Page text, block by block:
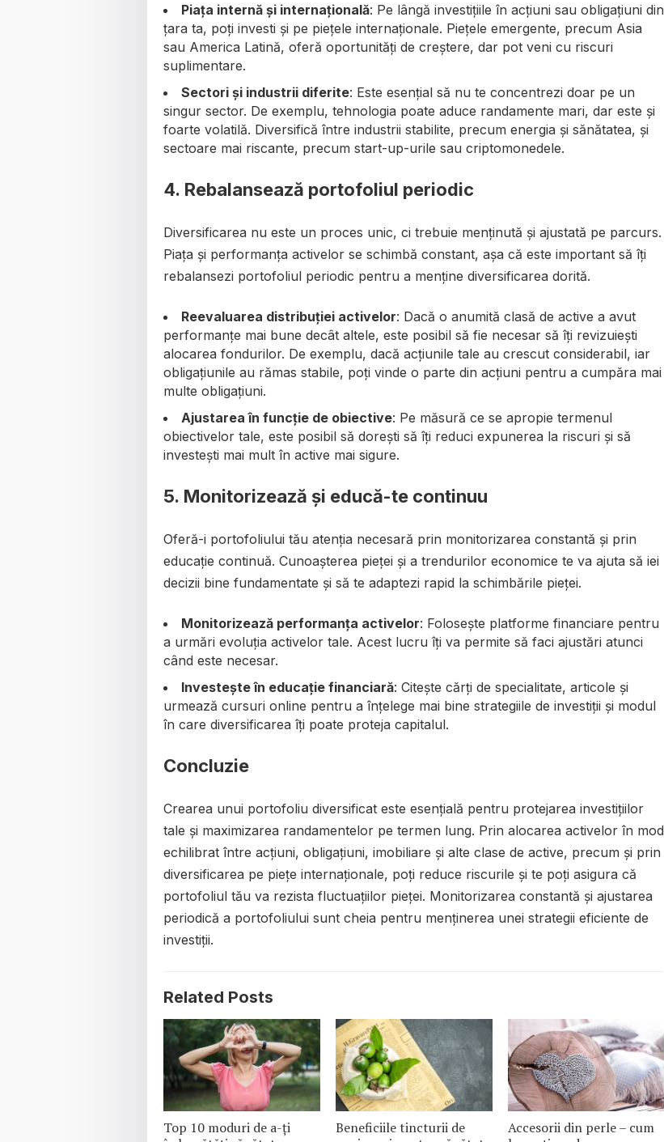
Piața internă și internațională: Pe lângă investițiile în acțiuni sau obligațiuni din
țara ta, poți investi și pe piețele internaționale. Piețele emergente, precum Asia
sau America Latină, oferă oportunități de creștere, dar pot veni cu riscuri
suplimentare.
Sectori și industrii diferite: Este esențial să nu te concentrezi doar pe un
singur sector. De exemplu, tehnologia poate aduce randamente mari, dar este și
foarte volatilă. Diversifică între industrii stabilite, precum energia și sănătatea, și
sectoare mai riscante, precum start-up-urile sau criptomonedele.
4. Rebalansează portofoliul periodic
Diversificarea nu este un proces unic, ci trebuie menținută și ajustată pe parcurs.
Piața și performanța activelor se schimbă constant, așa că este important să îți
rebalansezi portofoliul periodic pentru a menține diversificarea dorită.
Reevaluarea distribuției activelor: Dacă o anumită clasă de active a avut
performanțe mai bune decât altele, este posibil să fie necesar să îți revizuiești
alocarea fondurilor. De exemplu, dacă acțiunile tale au crescut considerabil, iar
obligațiunile au rămas stabile, poți vinde o parte din acțiuni pentru a cumpăra mai
multe obligațiuni.
Ajustarea în funcție de obiective: Pe măsură ce se apropie termenul
obiectivelor tale, este posibil să dorești să îți reduci expunerea la riscuri și să
investești mai mult în active mai sigure.
5. Monitorizează și educă-te continuu
Oferă-i portofoliului tău atenția necesară prin monitorizarea constantă și prin
educație continuă. Cunoașterea pieței și a trendurilor economice te va ajuta să iei
decizii bine fundamentate și să te adaptezi rapid la schimbările pieței.
Monitorizează performanța activelor: Folosește platforme financiare pentru
a urmări evoluția activelor tale. Acest lucru îți va permite să faci ajustări atunci
când este necesar.
Investește în educație financiară: Citește cărți de specialitate, articole și
urmează cursuri online pentru a înțelege mai bine strategiile de investiții și modul
în care diversificarea îți poate proteja capitalul.
Concluzie
Crearea unui portofoliu diversificat este esențială pentru protejarea investițiilor
tale și maximizarea randamentelor pe termen lung. Prin alocarea activelor în mod
echilibrat între acțiuni, obligațiuni, imobiliare și alte clase de active, precum și prin
diversificarea pe piețe internaționale, poți reduce riscurile și te poți asigura că
portofoliul tău va rezista fluctuațiilor pieței. Monitorizarea constantă și ajustarea
periodică a portofoliului sunt cheia pentru menținerea unei strategii eficiente de
investiții.
Related Posts
Top 10 moduri de a-ți
Beneficiile tincturii de
Accesorii din perle – cum